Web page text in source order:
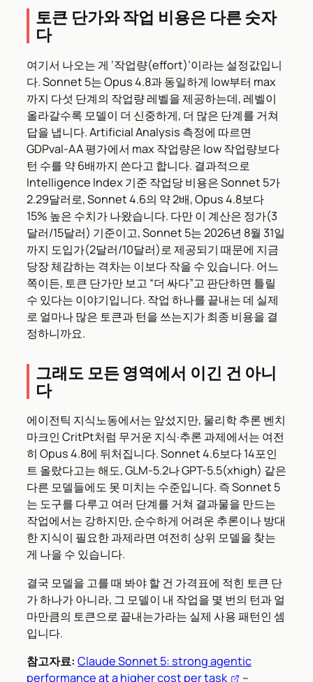
토큰 단가와 작업 비용은 다른 숫자
다
여기서 나오는 게 ‘작업량(effort)’이라는 설정값입니
다. Sonnet 5는 Opus 4.8과 동일하게 low부터 max
까지 다섯 단계의 작업량 레벨을 제공하는데, 레벨이
올라갈수록 모델이 더 신중하게, 더 많은 단계를 거쳐
답을 냅니다. Artificial Analysis 측정에 따르면
GDPval-AA 평가에서 max 작업량은 low 작업량보다
턴 수를 약 6배까지 쓴다고 합니다. 결과적으로
Intelligence Index 기준 작업당 비용은 Sonnet 5가
2.29달러로, Sonnet 4.6의 약 2배, Opus 4.8보다
15% 높은 수치가 나왔습니다. 다만 이 계산은 정가(3
달러/15달러) 기준이고, Sonnet 5는 2026년 8월 31일
까지 도입가(2달러/10달러)로 제공되기 때문에 지금
당장 체감하는 격차는 이보다 작을 수 있습니다. 어느
쪽이든, 토큰 단가만 보고 “더 싸다”고 판단하면 틀릴
수 있다는 이야기입니다. 작업 하나를 끝내는 데 실제
로 얼마나 많은 토큰과 턴을 쓰는지가 최종 비용을 결
정하니까요.
그래도 모든 영역에서 이긴 건 아니
다
에이전틱 지식노동에서는 앞섰지만, 물리학 추론 벤치
마크인 CritPt처럼 무거운 지식·추론 과제에서는 여전
히 Opus 4.8에 뒤처집니다. Sonnet 4.6보다 14포인
트 올랐다고는 해도, GLM-5.2나 GPT-5.5(xhigh) 같은
다른 모델들에도 못 미치는 수준입니다. 즉 Sonnet 5
는 도구를 다루고 여러 단계를 거쳐 결과물을 만드는
작업에서는 강하지만, 순수하게 어려운 추론이나 방대
한 지식이 필요한 과제라면 여전히 상위 모델을 찾는
게 나을 수 있습니다.
결국 모델을 고를 때 봐야 할 건 가격표에 적힌 토큰 단
가 하나가 아니라, 그 모델이 내 작업을 몇 번의 턴과 얼
마만큼의 토큰으로 끝내는가라는 실제 사용 패턴인 셈
입니다.
참고자료: Claude Sonnet 5: strong agentic
performance at a higher cost per task
–